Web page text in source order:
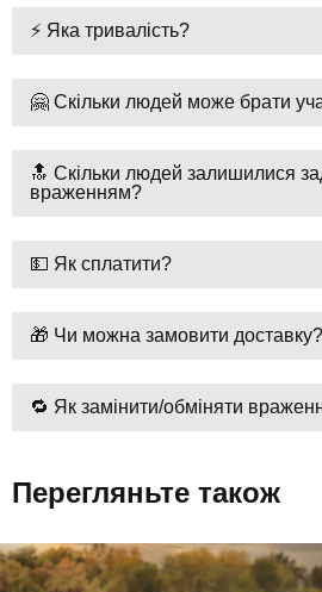
⚡ Яка тривалість?
🤗 Скільки людей може брати
🔝 Скільки людей залишилися
враженням?
💵 Як сплатити?
🎁 Чи можна замовити доставку?
🔁 Як замінити/обміняти
Перегляньте також